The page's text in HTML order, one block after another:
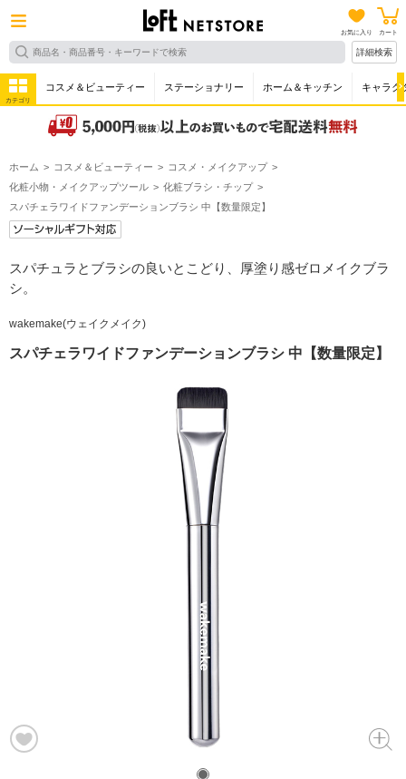
お気に入り カート
詳細検索
カテゴリ
コスメ＆ビューティー ステーショナリー ホーム＆キッチン キャラク
ホーム コスメ＆ビューティー
コスメ・メイクアップ
化粧小物・メイクアップツール
化粧ブラシ・チップ
スパチェラワイドファンデーションブラシ 中【数量限定】
スパチュラとブラシの良いとこどり、厚塗り感ゼロメイクブラ
シ。
wakemake(ウェイクメイク)
スパチェラワイドファンデーションブラシ 中【数量限定】